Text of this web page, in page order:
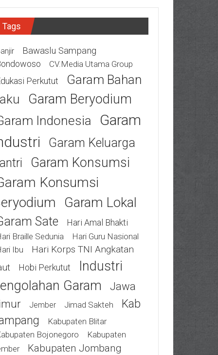
Tags
Bawaslu Sampang
CV.Media Utama Group
Perkutut
Garam Bahan
Garam Beryodium
Indonesia
Garam
Garam Keluarga
Garam Konsumsi
Konsumsi
Garam Lokal
Sate Hari Amal Bhakti
Braille Sedunia
Hari Guru Nasional
Ibu
Hari Korps TNI Angkatan
Hobi Perkutut
Industri
Garam
Jawa
Jember Jimad Sakteh
Kab
Kabupaten Blitar
Bojonegoro
Kabupaten
Kabupaten Jombang